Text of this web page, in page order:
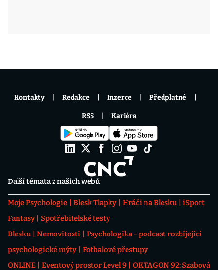
Další témata z našich webů
Moje Psychologie Blesk Tlapky Hráči na Blesku
iSport
Fantasy
Spotřebitelské testy
Blesku
Nemovitosti
Psychologika - podcast rozbíjející
psychologické mýty
Fotbalové přestupy
ONLINE
Eventový prostor Level 9
OKTAGON 92: Szabová
Kontakty Redakce Inzerce Předplatné
RSS Kariéra